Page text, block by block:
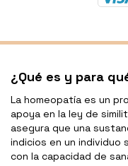
¿Qué es y para
La homeopatía es un
apoya en la ley de
asegura que una
indicios en un individuo
con la capacidad de